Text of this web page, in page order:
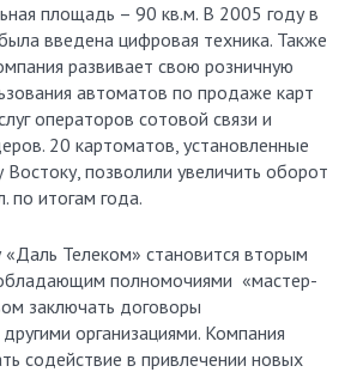
площадь – 90 кв.м. В 2005 году в
введена цифровая техника. Также
развивает свою розничную
автоматов по продаже карт
операторов сотовой связи и
20 картоматов, установленные
позволили увеличить оборот
по итогам года.
«Даль Телеком» становится вторым
полномочиями «мастер-
заключать договоры
организациями. Компания
содействие в привлечении новых